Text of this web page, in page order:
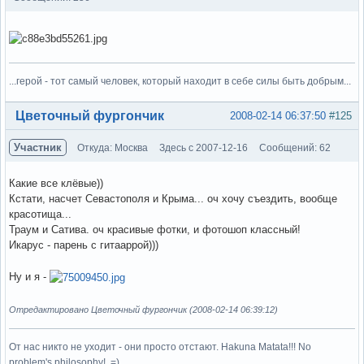
...герой - тот самый человек, который находит в себе силы быть добрым...
Вне форума #125
2008-02-14 06:37:50
Цветочный фургончик
Участник Откуда: Москва Здесь с 2007-12-16 Сообщений: 62
Какие все клёвые))
Кстати, насчет Севастополя и Крыма... оч хочу съездить, вообще
красотища...
Траум и Сатива. оч красивые фотки, и фотошоп классный!
Икарус - парень с гитааррой)))
Ну и я -
Отредактировано Цветочный фургончик (2008-02-14 06:39:12)
От нас никто не уходит - они просто отстают. Hakuna Matata!!! No